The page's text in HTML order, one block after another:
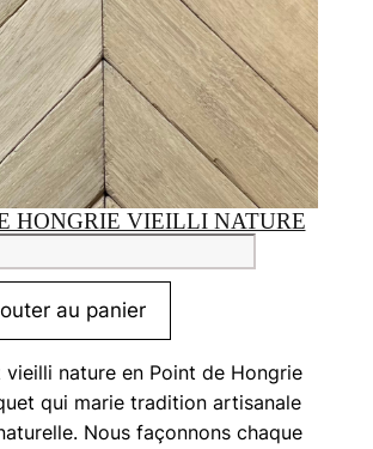
HONGRIE VIEILLI NATURE
au panier
vieilli nature en Point de Hongrie
qui marie tradition artisanale
Nous façonnons chaque